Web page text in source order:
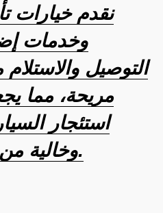
نقدم خيارات
وخدمات
التوصيل
مريحة، مما
استئجار
وخالية من المتاعب.